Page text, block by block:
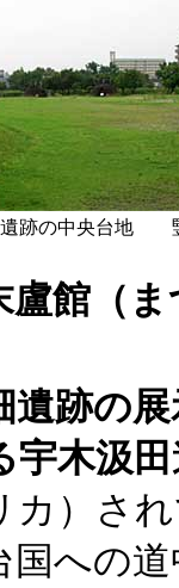
跡の中央台地
館（
遺跡の
宇木汲
カ）さ
国への